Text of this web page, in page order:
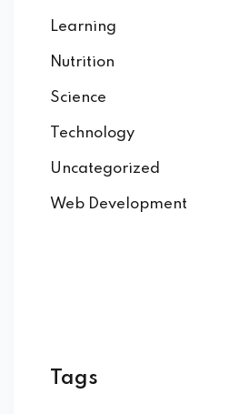
Learning
Nutrition
Science
Technology
Uncategorized
Web Development
Tags